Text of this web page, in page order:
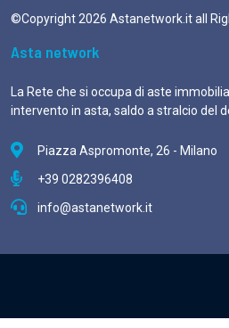
©Copyright 2026 Astanetwork.it all
Asta network
La Rete che si occupa di aste
intervento in asta, saldo a stralcio del
Piazza Aspromonte, 26 - Milano
+39 0282396408
info@astanetwork.it